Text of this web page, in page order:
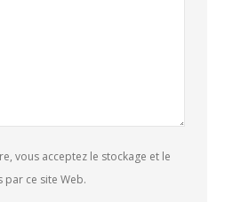
vous acceptez le stockage et le
ce site Web.